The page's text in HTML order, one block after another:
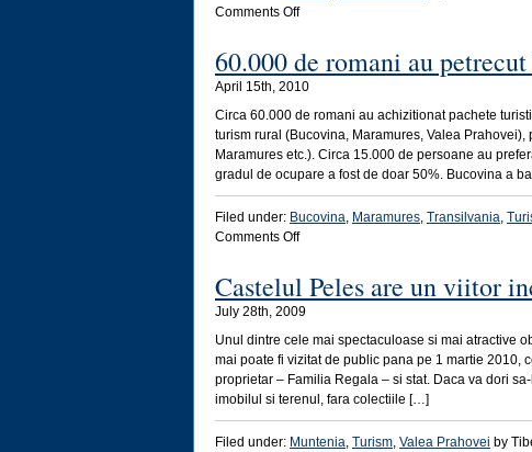
Comments Offon
noiembrie
Castelul
Peles
este
inchis
pentru
lucrari
curatenie
60.000 de romani au
April 15th, 2010
Circa 60.000 de romani au achizitionat pachete
turism rural (Bucovina, Maramures, Valea
Maramures etc.). Circa 15.000 de persoane au
gradul de ocupare a fost de doar 50%. Bucovina a
Filed under: Bucovina, Maramures, Transilvania,
Comments Offon
de
romani
au
petrecut
Pastele
in
tara
Castelul Peles are un viitor
July 28th, 2009
Unul dintre cele mai spectaculoase si mai atractive
mai poate fi vizitat de public pana pe 1 martie 2010,
proprietar – Familia Regala – si stat. Daca va dori
imobilul si terenul, fara colectiile […]
Filed under: Muntenia, Turism, Valea Prahovei by